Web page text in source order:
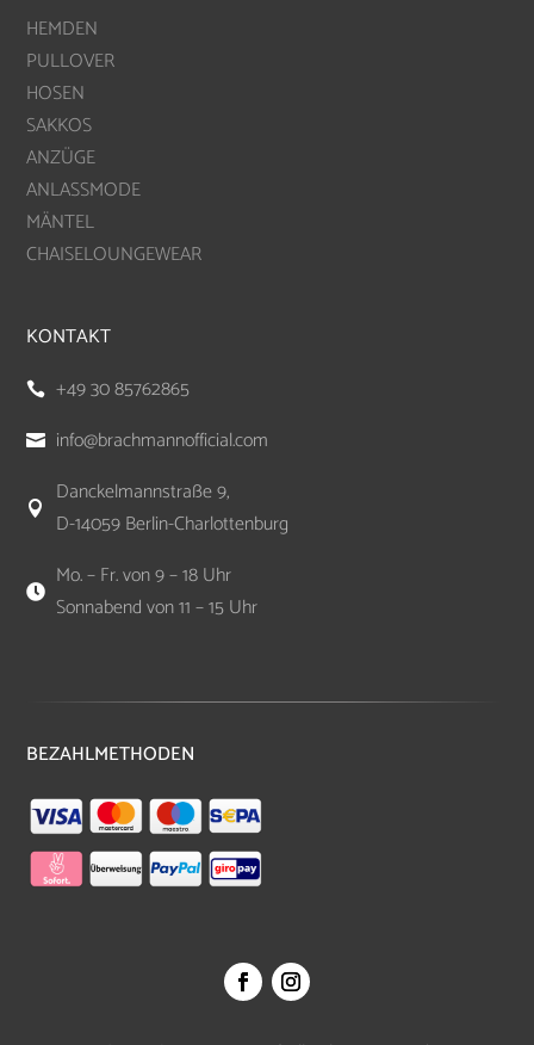
HEMDEN
PULLOVER
HOSEN
SAKKOS
ANZÜGE
ANLASSMODE
MÄNTEL
CHAISELOUNGEWEAR
KONTAKT
 +49 30 85762865
 info@brachmannofficial.com

Danckelmannstraße 9,
D-14059 Berlin-Charlottenburg

Mo. – Fr. von 9 – 18 Uhr
Sonnabend von 11 – 15 Uhr
BEZAHLMETHODEN